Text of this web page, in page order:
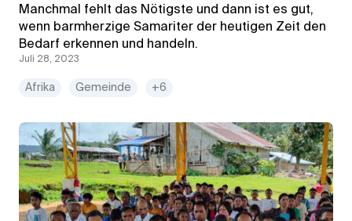
Manchmal fehlt das Nötigste und dann ist es gut,
wenn barmherzige Samariter der heutigen Zeit den
Bedarf erkennen und handeln.
Juli 28, 2023
Afrika Gemeinde +6